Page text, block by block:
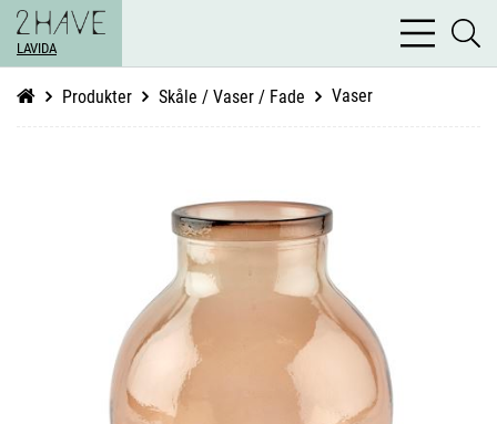
LAVIDA
bars
light
Produkter Skåle / Vaser / Fade Vaser